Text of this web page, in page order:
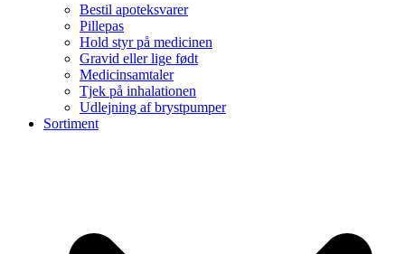
Bestil apoteksvarer
Pillepas
Hold styr på medicinen
Gravid eller lige født
Medicinsamtaler
Tjek på inhalationen
Udlejning af brystpumper
Sortiment